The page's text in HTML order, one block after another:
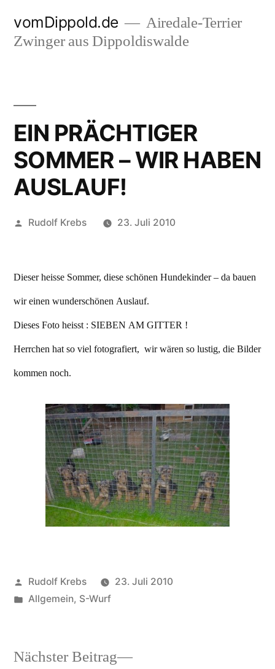
Inhalt
vomDippold.de
Airedale-Terrier
Zwinger aus Dippoldiswalde
EIN PRÄCHTIGER
SOMMER – WIR HABEN
AUSLAUF!
Veröffentlicht
Rudolf Krebs 23. Juli 2010
Dieser heisse Sommer, diese schönen Hundekinder – da bauen
wir einen wunderschönen Auslauf.
Dieses Foto heisst : SIEBEN AM GITTER !
Herrchen hat so viel fotografiert, wir wären so lustig, die Bilder
kommen noch.
Veröffentlicht
von
Rudolf Krebs
23. Juli 2010
Veröffentlicht
Allgemein, S-Wurf
Nächster Beitrag
Nächster